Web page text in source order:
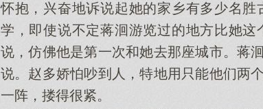
怀抱，兴奋地诉说起她的家乡有多少名
学，即使说不定蒋洄游览过的地方比她
说，仿佛他是第一次和她去那座城市。蒋
说。赵多娇怕吵到人，特地用只能他们两
一阵，搂得很紧。